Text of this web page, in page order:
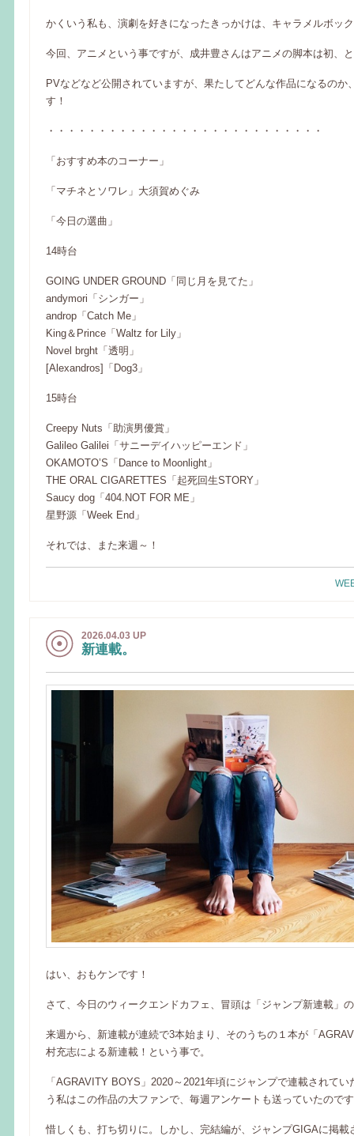
かくいう私も、演劇を好きになったきっかけは、キャラメルボッ
今回、アニメという事ですが、成井豊さんはアニメの脚本は初、
PVなどなど公開されていますが、果たしてどんな作品になるのか
す！
・・・・・・・・・・・・・・・・・・・・・・・・・・・
「おすすめ本のコーナー」
「マチネとソワレ」大須賀めぐみ
「今日の選曲」
14時台
GOING UNDER GROUND「同じ月を見てた」
andymori「シンガー」
androp「Catch Me」
King＆Prince「Waltz for Lily」
Novel brght「透明」
[Alexandros]「Dog3」
15時台
Creepy Nuts「助演男優賞」
Galileo Galilei「サニーデイハッピーエンド」
OKAMOTO’S「Dance to Moonlight」
THE ORAL CIGARETTES「起死回生STORY」
Saucy dog「404.NOT FOR ME」
星野源「Week End」
それでは、また来週～！
2026.04.03 UP
新連載。
はい、おもケンです！
さて、今日のウィークエンドカフェ、冒頭は「ジャンプ新連載」
来週から、新連載が連続で3本始まり、そのうちの１本が「
村充志による新連載！という事で。
「AGRAVITY BOYS」2020～2021年頃にジャンプで連載されて
う私はこの作品の大ファンで、毎週アンケートも送っていたので
惜しくも、打ち切りに。しかし、完結編が、ジャンプGIGAに掲載